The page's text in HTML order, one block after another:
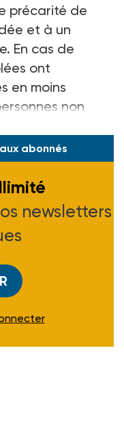
précarité de
et à un
En cas de
ont
en moins
non
abonnés
newsletters